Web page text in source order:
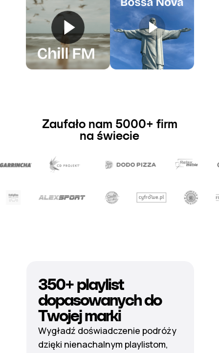
Zaufało nam 5000+ firm
na świecie
350+ playlist
dopasowanych do
Twojej marki
Wygładź doświadczenie podróży
dzięki nienachalnym playlistom,